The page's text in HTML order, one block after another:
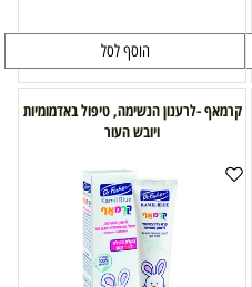
הוסף לסל
קרמאף -לרענון הנשימה, טיפול באדמומיות
ויובש העור